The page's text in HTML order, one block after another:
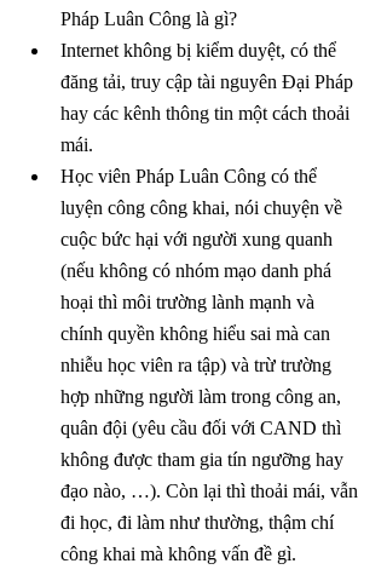
Pháp Luân Công là gì?
Internet không bị kiểm duyệt, có thể
đăng tải, truy cập tài nguyên Đại Pháp
hay các kênh thông tin một cách thoải
mái.
Học viên Pháp Luân Công có thể
luyện công công khai, nói chuyện về
cuộc bức hại với người xung quanh
(nếu không có nhóm mạo danh phá
hoại thì môi trường lành mạnh và
chính quyền không hiểu sai mà can
nhiễu học viên ra tập) và trừ trường
hợp những người làm trong công an,
quân đội (yêu cầu đối với CAND thì
không được tham gia tín ngưỡng hay
đạo nào, …). Còn lại thì thoải mái, vẫn
đi học, đi làm như thường, thậm chí
công khai mà không vấn đề gì.